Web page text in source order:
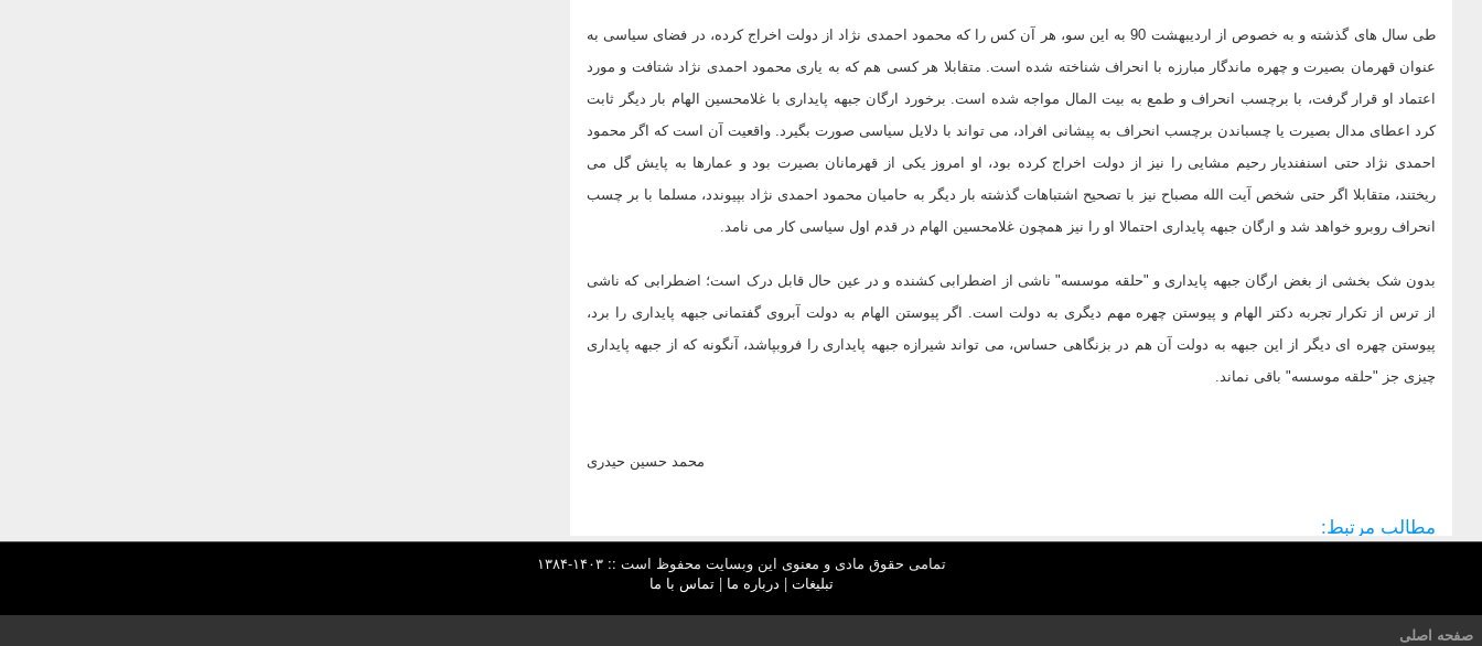
طی سال های گذشته و به خصوص از اردیبهشت 90 به این سو، هر آن کس را که محمود احمدی نژاد از دولت اخراج کرده، در فضای سیاسی به
عنوان قهرمان بصیرت و چهره ماندگار مبارزه با انحراف شناخته شده است. متقابلا هر کسی هم که به یاری محمود احمدی نژاد شتافت و مورد
اعتماد او قرار گرفت، با برچسب انحراف و طمع به بیت المال مواجه شده است. برخورد ارگان جبهه پایداری با غلامحسین الهام بار دیگر ثابت
کرد اعطای مدال بصیرت یا چسباندن برچسب انحراف به پیشانی افراد، می تواند با دلایل سیاسی صورت بگیرد. واقعیت آن است که اگر محمود
احمدی نژاد حتی اسنفندیار رحیم مشایی را نیز از دولت اخراج کرده بود، او امروز یکی از قهرمانان بصیرت بود و عمارها به پایش گل می
ریختند، متقابلا اگر حتی شخص آیت الله مصباح نیز با تصحیح اشتباهات گذشته بار دیگر به حامیان محمود احمدی نژاد بپیوندد، مسلما با بر چسب
انحراف روبرو خواهد شد و ارگان جبهه پایداری احتمالا او را نیز همچون غلامحسین الهام در قدم اول سیاسی کار می نامد.
بدون شک بخشی از بغض ارگان جبهه پایداری و "حلقه موسسه" ناشی از اضطرابی کشنده و در عین حال قابل درک است؛ اضطرابی که ناشی
از ترس از تکرار تجربه دکتر الهام و پیوستن چهره مهم دیگری به دولت است. اگر پیوستن الهام به دولت آبروی گفتمانی جبهه پایداری را برد،
پیوستن چهره ای دیگر از این جبهه به دولت آن هم در بزنگاهی حساس، می تواند شیرازه جبهه پایداری را فروبپاشد، آنگونه که از جبهه پایداری
چیزی جز "حلقه موسسه" باقی نماند.
محمد حسین حیدری
مطالب مرتبط:
تمامی حقوق مادی و معنوی این وبسایت محفوظ است :: ۱۴۰۳-۱۳۸۴
تبلیغات | درباره ما |تماس با ما
صفحه اصلی